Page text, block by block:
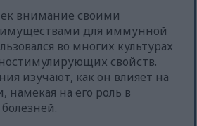
внимание своими
для иммунной
во многих культурах
свойств.
изучают, как он влияет на
на его роль в